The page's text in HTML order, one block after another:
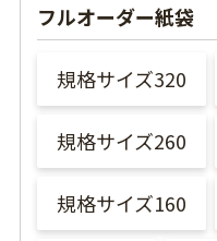
フルオーダー紙袋
規格サイズ320
規格サイズ260
規格サイズ160